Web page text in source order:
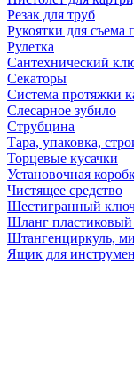
Резак для труб
Рукоятки для съема
Рулетка
Сантехнический
Секаторы
Система протяжки
Слесарное зубило
Струбцина
Тара, упаковка,
Торцевые кусачки
Установочная
Чистящее средство
Шестигранный
Шланг
Штангенциркуль,
Ящик для